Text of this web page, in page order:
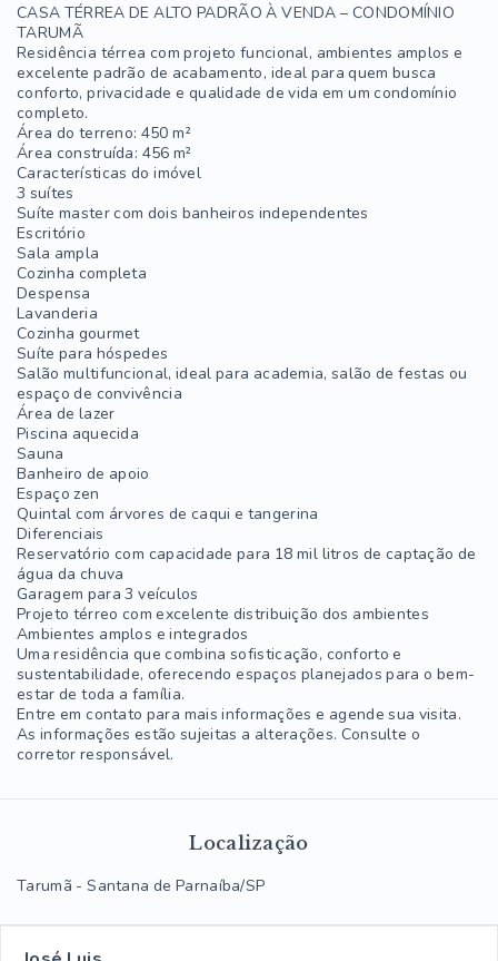
CASA TÉRREA DE ALTO PADRÃO À VENDA – CONDOMÍNIO
TARUMÃ
Residência térrea com projeto funcional, ambientes amplos e
excelente padrão de acabamento, ideal para quem busca
conforto, privacidade e qualidade de vida em um condomínio
completo.
Área do terreno: 450 m²
Área construída: 456 m²
Características do imóvel
3 suítes
Suíte master com dois banheiros independentes
Escritório
Sala ampla
Cozinha completa
Despensa
Lavanderia
Cozinha gourmet
Suíte para hóspedes
Salão multifuncional, ideal para academia, salão de festas ou
espaço de convivência
Área de lazer
Piscina aquecida
Sauna
Banheiro de apoio
Espaço zen
Quintal com árvores de caqui e tangerina
Diferenciais
Reservatório com capacidade para 18 mil litros de captação de
água da chuva
Garagem para 3 veículos
Projeto térreo com excelente distribuição dos ambientes
Ambientes amplos e integrados
Uma residência que combina sofisticação, conforto e
sustentabilidade, oferecendo espaços planejados para o bem-
estar de toda a família.
Entre em contato para mais informações e agende sua visita.
As informações estão sujeitas a alterações. Consulte o
corretor responsável.
Localização
Tarumã - Santana de Parnaíba/SP